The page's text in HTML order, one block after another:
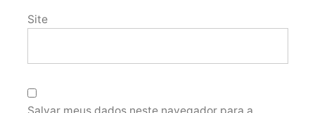
Site
Salvar meus dados neste navegador para a